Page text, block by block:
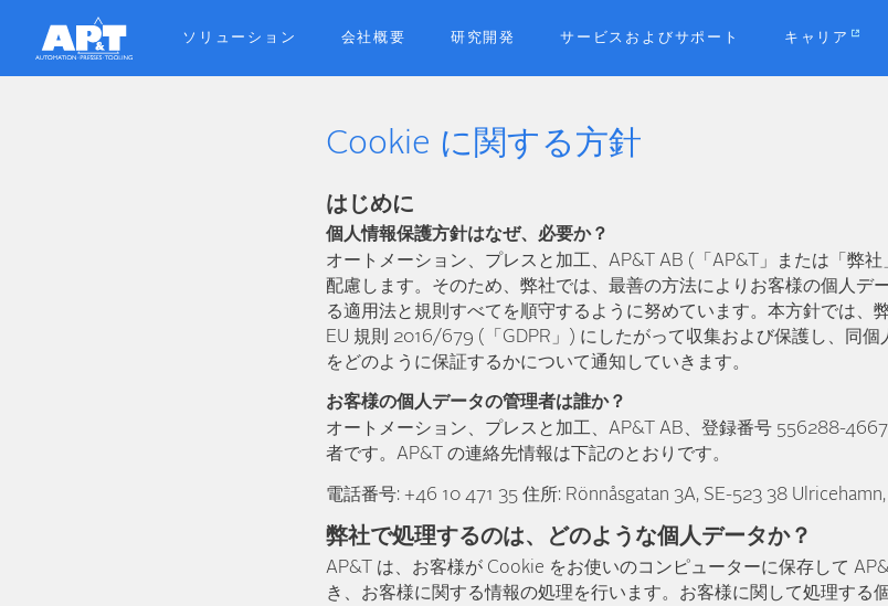
main
ソリューション 会社概要 研究開発 サービスおよびサポート キャリア
Cookie に関する方針
はじめに
個人情報保護方針はなぜ、必要か？
オートメーション、プレスと加工、AP&T AB (「AP&T」または「弊
配慮します。そのため、弊社では、最善の方法によりお客様の個人デ
る適用法と規則すべてを順守するように努めています。本方針では、
EU 規則 2016/679 (「GDPR」) にしたがって収集および保護し、同
をどのように保証するかについて通知していきます。
お客様の個人データの管理者は誰か？
オートメーション、プレスと加工、AP&T AB、登録番号 556288-
者です。AP&T の連絡先情報は下記のとおりです。
電話番号: +46 10 471 35 住所: Rönnåsgatan 3A, SE-523 38
弊社で処理するのは、どのような個人データか？
AP&T は、お客様が Cookie をお使いのコンピューターに保存して
き、お客様に関する情報の処理を行います。お客様に関して処理する